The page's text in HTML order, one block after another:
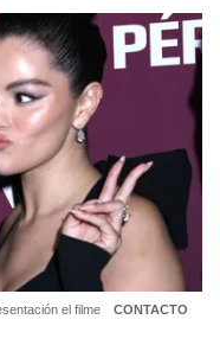
el filme
CONTACTO